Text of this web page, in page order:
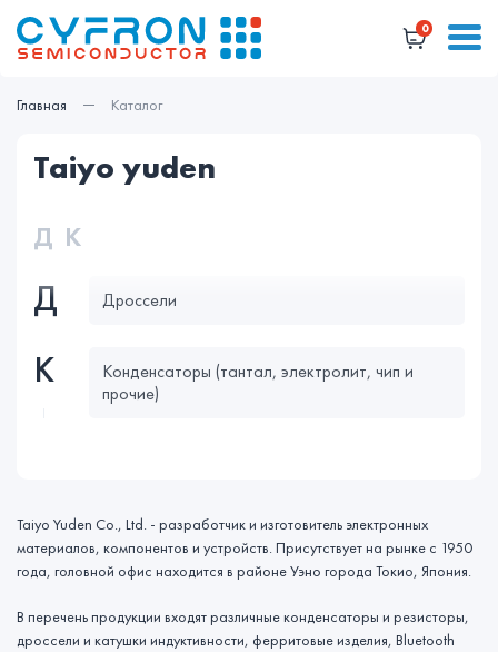
0
Главная Каталог
taiyo yuden
Д К
Д Дросcели
К
Конденсаторы (тантал, электролит, чип и
прочие)
Taiyo Yuden Co., Ltd. - разработчик и изготовитель электронных
материалов, компонентов и устройств. Присутствует на рынке с 1950
года, головной офис находится в районе Уэно города Токио, Япония.
В перечень продукции входят различные конденсаторы и резисторы,
дроссели и катушки индуктивности, ферритовые изделия, Bluetooth